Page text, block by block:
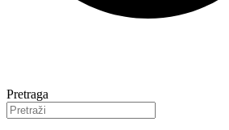
Pretraga